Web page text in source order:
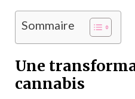
Sommaire
Une
cannabis